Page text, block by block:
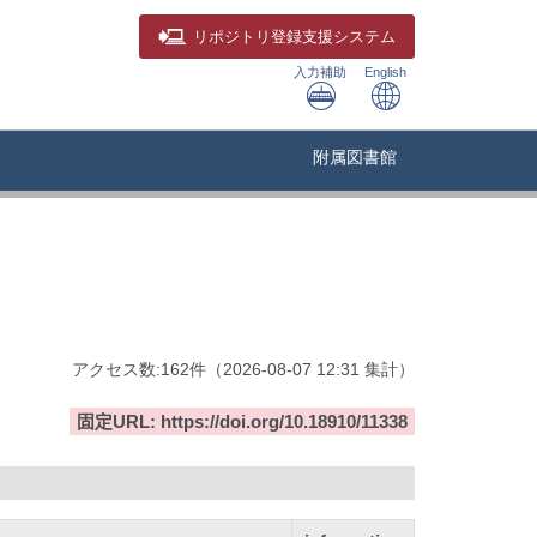
リポジトリ 登録支援システム
入力補助 English
附属図書館
アクセス数:162件 （2026-08-07 12:31 集計）
固定URL: https://doi.org/10.18910/11338